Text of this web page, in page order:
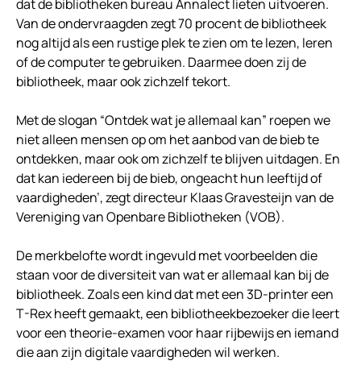
dat de bibliotheken bureau Annalect lieten uitvoeren.
Van de ondervraagden zegt 70 procent de bibliotheek
nog altijd als een rustige plek te zien om te lezen, leren
of de computer te gebruiken. Daarmee doen zij de
bibliotheek, maar ook zichzelf tekort.
Met de slogan “Ontdek wat je allemaal kan” roepen we
niet alleen mensen op om het aanbod van de bieb te
ontdekken, maar ook om zichzelf te blijven uitdagen. En
dat kan iedereen bij de bieb, ongeacht hun leeftijd of
vaardigheden’, zegt directeur Klaas Gravesteijn van de
Vereniging van Openbare Bibliotheken (VOB).
De merkbelofte wordt ingevuld met voorbeelden die
staan voor de diversiteit van wat er allemaal kan bij de
bibliotheek. Zoals een kind dat met een 3D-printer een
T-Rex heeft gemaakt, een bibliotheekbezoeker die leert
voor een theorie-examen voor haar rijbewijs en iemand
die aan zijn digitale vaardigheden wil werken.